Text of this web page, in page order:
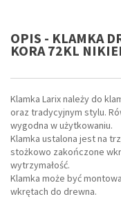
OPIS - KLAMKA
KORA 72KL
Klamka Larix należy do
oraz tradycyjnym stylu.
wygodna w użytkowaniu.
Klamka ustalona jest na
stożkowo zakończone
wytrzymałość.
Klamka może być
wkrętach do drewna.